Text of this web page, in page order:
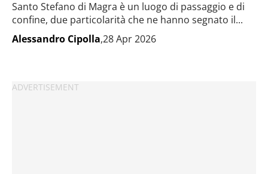
Santo Stefano di Magra è un luogo di passaggio e di
confine, due particolarità che ne hanno segnato il...
Alessandro Cipolla,28 Apr 2026